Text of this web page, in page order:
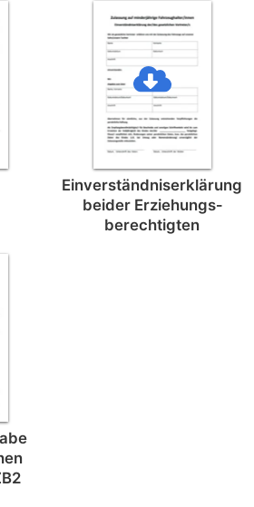
Einverständnis­erklärung
beider Erziehungs­
berechtigten